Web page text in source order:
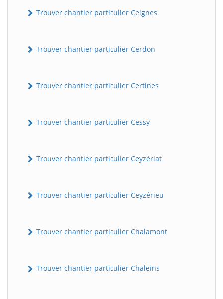
Trouver chantier particulier Ceignes
Trouver chantier particulier Cerdon
Trouver chantier particulier Certines
Trouver chantier particulier Cessy
Trouver chantier particulier Ceyzériat
Trouver chantier particulier Ceyzérieu
Trouver chantier particulier Chalamont
Trouver chantier particulier Chaleins